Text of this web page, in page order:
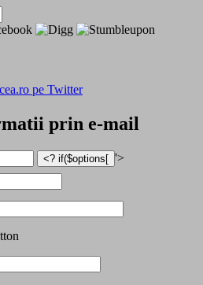
pe Twitter
prin e-mail
'>